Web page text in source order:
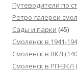
Путеводители по
Ретро-галереи
Сады и парки (45)
Смоленск в 1941-
Смоленск в ВКЛ
Смоленск в РП-ВКЛ